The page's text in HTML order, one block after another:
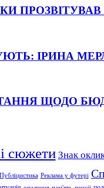
ПРОЗВІТУВАВ
ІРИНА
ЩОДО
сюжети Знак
Публіцистика Реклама у футері